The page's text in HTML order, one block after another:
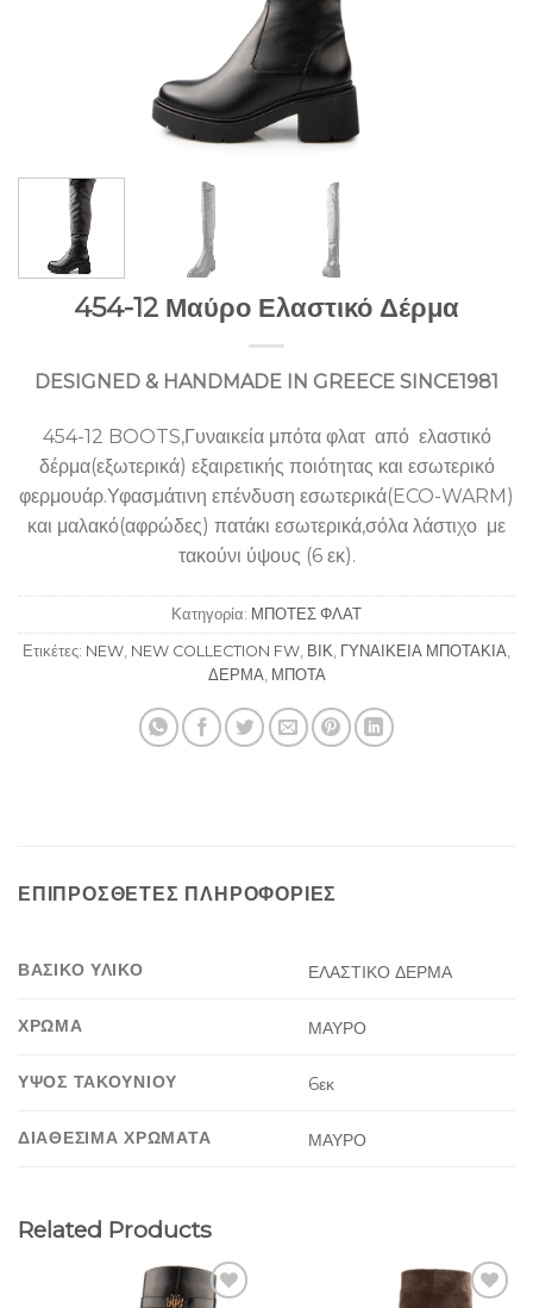
454-12 Μαύρο Ελαστικό Δέρμα
DESIGNED & HANDMADE IN GREECE SINCE1981
454-12 BOOTS,Γυναικεία μπότα φλατ από ελαστικό
δέρμα(εξωτερικά) εξαιρετικής ποιότητας και εσωτερικό
φερμουάρ.Υφασμάτινη επένδυση εσωτερικά(ECO-WARM)
και μαλακό(αφρώδες) πατάκι εσωτερικά,σόλα λάστιχο με
τακούνι ύψους (6 εκ).
Κατηγορία: ΜΠΟΤΕΣ ΦΛΑΤ
Ετικέτες: NEW NEW COLLECTION FW ΒΙΚ ΓΥΝΑΙΚΕΙΑ ΜΠΟΤΑΚΙΑ
ΔΕΡΜΑ ΜΠΟΤΑ
ΕΠΙΠΡΌΣΘΕΤΕΣ ΠΛΗΡΟΦΟΡΊΕΣ
ΒΑΣΙΚΟ ΥΛΙΚΟ ΕΛΑΣΤΙΚΟ ΔΕΡΜΑ
ΧΡΩΜΑ ΜΑΥΡΟ
ΥΨΟΣ ΤΑΚΟΥΝΙΟΥ 6εκ
ΔΙΑΘΕΣΙΜΑ ΧΡΩΜΑΤΑ ΜΑΥΡΟ
Related Products